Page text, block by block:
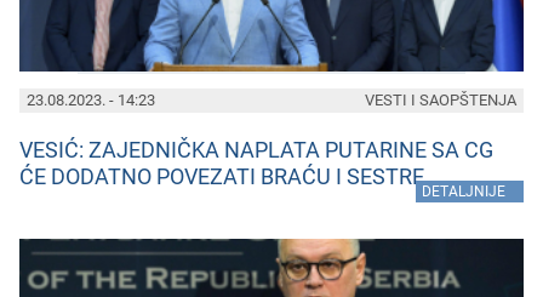
23.08.2023. - 14:23
VESIĆ: ZAJEDNIČKA NAPLATA PUTARINE SA CG
ĆE DODATNO POVEZATI BRAĆU I SESTRE
DETALJNIJE
VESTI I SAOPŠTENJA